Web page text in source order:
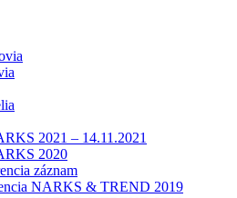
2021 – 14.11.2021
2020
záznam
NARKS & TREND 2019